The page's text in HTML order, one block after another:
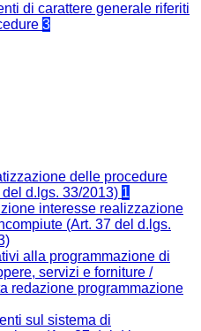
di carattere generale riferiti
3
delle procedure
del d.lgs. 33/2013) 1
interesse realizzazione
(Art. 37 del d.lgs.
alla programmazione di
servizi e forniture /
redazione programmazione
sul sistema di